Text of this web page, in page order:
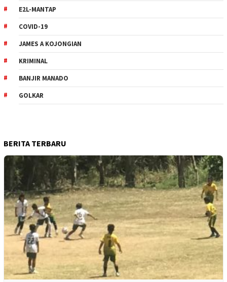
E2L-MANTAP
COVID-19
JAMES A KOJONGIAN
KRIMINAL
BANJIR MANADO
GOLKAR
BERITA TERBARU